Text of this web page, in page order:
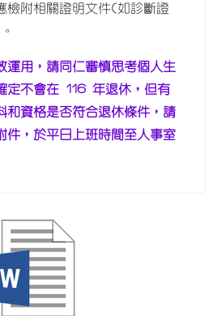
檢附相關證明文件(如診斷證
運用，請同仁審慎思考個人生
定不會在 116 年退休，但有
和資格是否符合退休條件，請
件，於平日上班時間至人事室